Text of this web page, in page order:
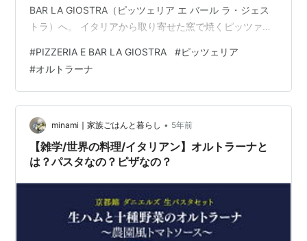
BAR LA GIOSTRA（ピッツェリア エ バール ラ・ジェス
トラ）へ。 イタリアから取り寄せた窯で焼くピッツァの
たかったので、3種類のランチメニューのうち、サラダが
メインのランチセット オルトラーナ（蒸し鶏と 8種の野
菜のシャキシャキサラダ、フォカッチャ、ドリンク付き
1000円）を、ドリンク・チョイスはアメリカーノでオー
ダー。 少し待つと運ばれてきた、いかにもイタリアっぽ
い器に…
#PIZZERIA E BAR LA GIOSTRA #ピッツェリア
#オルトラーナ
minami ∣ 家族ごはんと暮らし • 5年前
【雑学/世界の料理/イタリアン】オルトラーナと
は？パスタなの？ピザなの？